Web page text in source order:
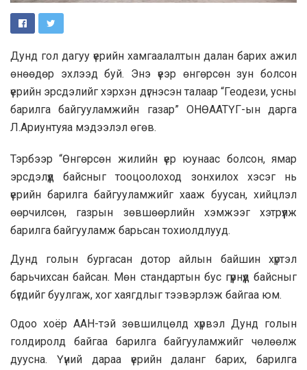
Дунд гол дагуу үерийн хамгаалалтын далан барих ажил
өнөөдөр эхлээд буй. Энэ үеэр өнгөрсөн зун болсон
үерийн эрсдэлийг хэрхэн дүгнэсэн талаар “Геодези, усны
барилга байгууламжийн газар” ОНӨААТҮГ-ын дарга
Л.Ариунтуяа мэдээлэл өгөв.
Тэрбээр “Өнгөрсөн жилийн үер юунаас болсон, ямар
эрсдэлүүд байсныг тооцоолоход зонхилох хэсэг нь
үерийн барилга байгууламжийг хааж буусан, хийцлэл
өөрчилсөн, газрын зөвшөөрлийн хэмжээг хэтрүүлж
барилга байгууламж барьсан тохиолдлууд.
Дунд голын бургасан дотор айлын байшин хүртэл
барьчихсан байсан. Мөн стандартын бус гүүрнүүд байсныг
бүгдийг буулгаж, хог хаягдлыг тээвэрлэж байгаа юм.
Одоо хоёр ААН-тэй зөвшилцөлд хүрвэл Дунд голын
голдиролд байгаа барилга байгууламжийг чөлөөлж
дуусна. Үүний дараа үерийн даланг барих, барилга